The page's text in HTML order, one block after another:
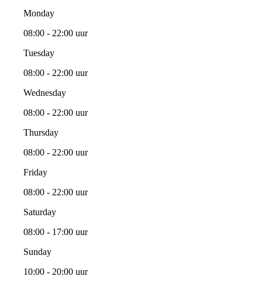
Monday
08:00 - 22:00 uur
Tuesday
08:00 - 22:00 uur
Wednesday
08:00 - 22:00 uur
Thursday
08:00 - 22:00 uur
Friday
08:00 - 22:00 uur
Saturday
08:00 - 17:00 uur
Sunday
10:00 - 20:00 uur